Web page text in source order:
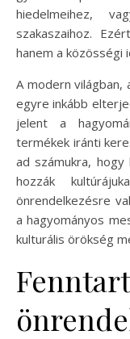
hiedelmeihez,
szakaszaihoz.
hanem a közösségi
A modern világban,
egyre inkább
jelent a
termékek iránti
ad számukra, hogy
hozzák
önrendelkezésre
a hagyományos
kulturális örökség